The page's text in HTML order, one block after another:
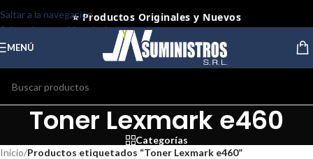
Saltar a la navegación
Saltar al contenido principal
⭐ Productos Originales y Nuevos
MENÚ
Toner Lexmark e460
Categorías
Inicio/Productos etiquetados “Toner Lexmark e460”